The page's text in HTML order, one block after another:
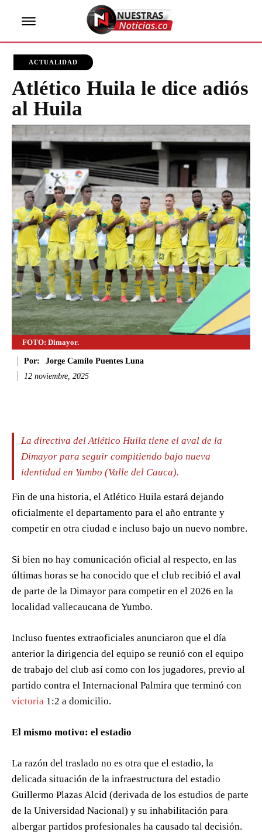
ACTUALIDAD
Atlético Huila le dice adiós
al Huila
FOTO: Dimayor.
Por:
Jorge Camilo Puentes Luna
12 noviembre, 2025
La directiva del Atlético Huila tiene el aval de la
Dimayor para seguir compitiendo bajo nueva
identidad en Yumbo (Valle del Cauca).
Fin de una historia, el Atlético Huila estará dejando
oficialmente el departamento para el año entrante y
competir en otra ciudad e incluso bajo un nuevo nombre.
Si bien no hay comunicación oficial al respecto, en las
últimas horas se ha conocido que el club recibió el aval
de parte de la Dimayor para competir en el 2026 en la
localidad vallecaucana de Yumbo.
Incluso fuentes extraoficiales anunciaron que el día
anterior la dirigencia del equipo se reunió con el equipo
de trabajo del club así como con los jugadores, previo al
partido contra el Internacional Palmira que terminó con
victoria 1:2 a domicilio.
El mismo motivo: el estadio
La razón del traslado no es otra que el estadio, la
delicada situación de la infraestructura del estadio
Guillermo Plazas Alcid (derivada de los estudios de parte
de la Universidad Nacional) y su inhabilitación para
albergar partidos profesionales ha causado tal decisión.